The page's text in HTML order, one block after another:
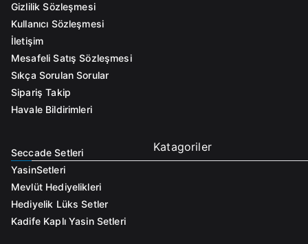
Gizlilik Sözleşmesi
Kullanıcı Sözleşmesi
İletişim
Mesafeli Satış Sözleşmesi
Sıkça Sorulan Sorular
Sipariş Takip
Havale Bildirimleri
Katagoriler
Seccade Setleri
YasinSetleri
Mevlüt Hediyelikleri
Hediyelik Lüks Setler
Kadife Kaplı Yasin Setleri